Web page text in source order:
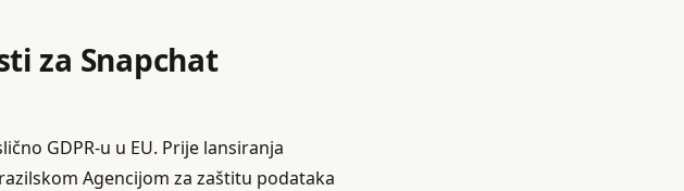
za Snapchat
GDPR-u u EU. Prije lansiranja
Agencijom za zaštitu podataka